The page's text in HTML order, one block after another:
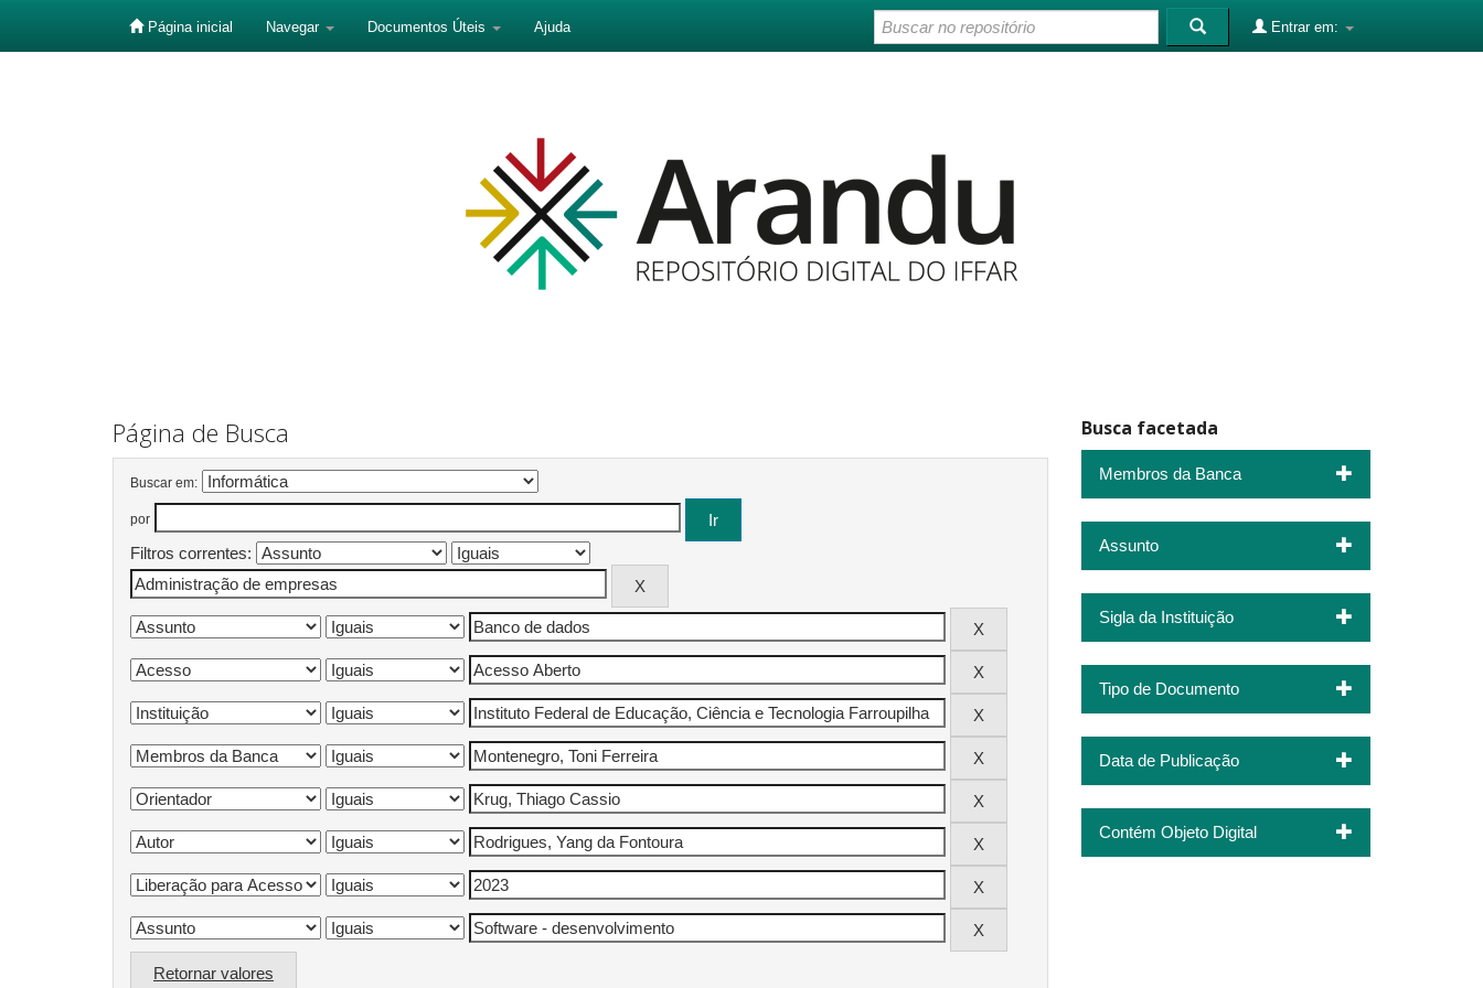
Página inicial Navegar Documentos Úteis Ajuda Entrar em:
Página de Busca
Buscar em:
por
Filtros correntes:
Retornar valores
Busca facetada
Membros da Banca
Assunto
Sigla da Instituição
Tipo de Documento
Data de Publicação
Contém Objeto Digital